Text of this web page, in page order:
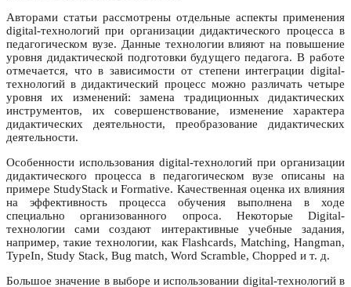
Авторами статьи рассмотрены отдельные аспекты применения
digital-технологий при организации дидактического процесса в
педагогическом вузе. Данные технологии влияют на повышение
уровня дидактической подготовки будущего педагога. В работе
отмечается, что в зависимости от степени интеграции digital-
технологий в дидактический процесс можно различать четыре
уровня их изменений: замена традиционных дидактических
инструментов, их совершенствование, изменение характера
дидактических деятельности, преобразование дидактических
деятельности.
Особенности использования digital-технологий при организации
дидактического процесса в педагогическом вузе описаны на
примере StudyStack и Formative. Качественная оценка их влияния
на эффективность процесса обучения выполнена в ходе
специально организованного опроса. Некоторые Digital-
технологии сами создают интерактивные учебные задания,
например, такие технологии, как Flashcards, Matching, Hangman,
TypeIn, Study Stack, Bug match, Word Scramble, Chopped и т. д.
Большое значение в выборе и использовании digital-технологий в